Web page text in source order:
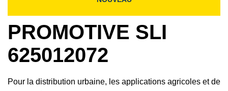
PROMOTIVE SLI
625012072
Pour la distribution urbaine, les applications agricoles et de